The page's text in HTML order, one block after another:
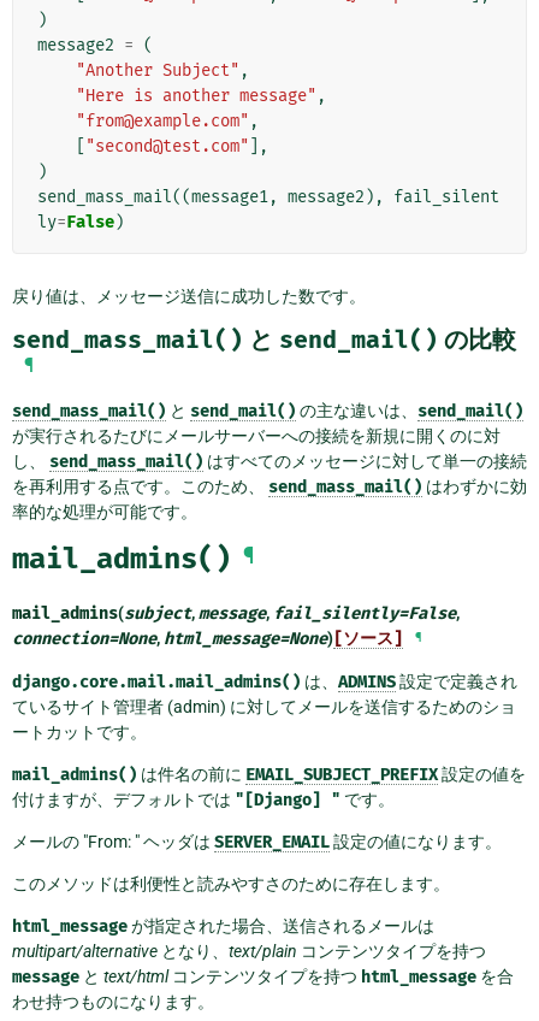
)
message2 = (
"Another Subject" ,
"Here is another message" ,
"from@example.com" ,
"second@test.com"
],
)
send_mass_mail((message1, message2 ),
fail_silent
ly=False)
戻り値は、メッセージ送信に成功した数です。
send_mass_mail() と send_mail() の比較
¶
send_mass_mail() と send_mail() の主な違いは、 send_mail()
が実行されるたびにメールサーバーへの接続を新規に開くのに対
し、 send_mass_mail() はすべてのメッセージに対して単一の接続
を再利用する点です。このため、 send_mass_mail() はわずかに効
率的な処理が可能です。
mail_admins() ¶
mail_admins(subject,message, fail_silently=False,
connection=None, html_message=None) [ソース] ¶
django.core.mail.mail_admins() は、 ADMINS設定で定義され
ているサイト管理者 (admin) に対してメールを送信するためのショ
ートカットです。
mail_admins() は件名の前に EMAIL_SUBJECT_PREFIX設定の値を
付けますが、デフォルトでは "[Django] " です。
メールの "From: " ヘッダは SERVER_EMAIL設定の値になります。
このメソッドは利便性と読みやすさのために存在します。
html_messageが指定された場合、送信されるメールは
multipart/alternative となり、 text/plain コンテンツタイプを持つ
message と text/htmlコンテンツタイプを持つ html_message を合
わせ持つものになります。